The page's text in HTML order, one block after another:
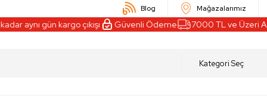
Blog Mağazalarımız
aynı gün kargo çıkışı Güvenli Ödeme 7000 TL ve Üzeri